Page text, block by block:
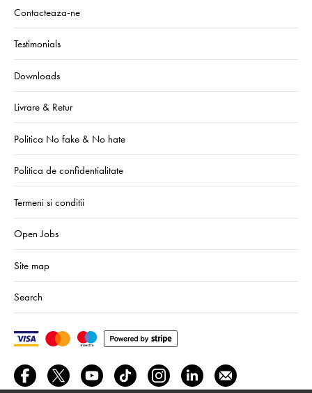
Contacteaza-ne
Testimonials
Downloads
Livrare & Retur
Politica No fake & No hate
Politica de confidentialitate
Termeni si conditii
Open Jobs
Site map
Search